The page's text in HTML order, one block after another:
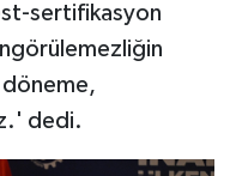
sertifikasyon
dedi.